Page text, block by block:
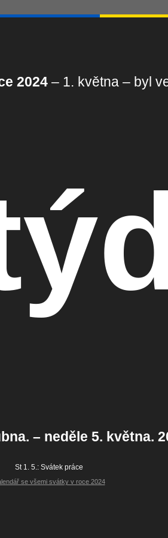
2024 – 1. května – byl
– neděle 5. května.
St 1. 5.: Svátek práce
se všemi svátky v roce 2024